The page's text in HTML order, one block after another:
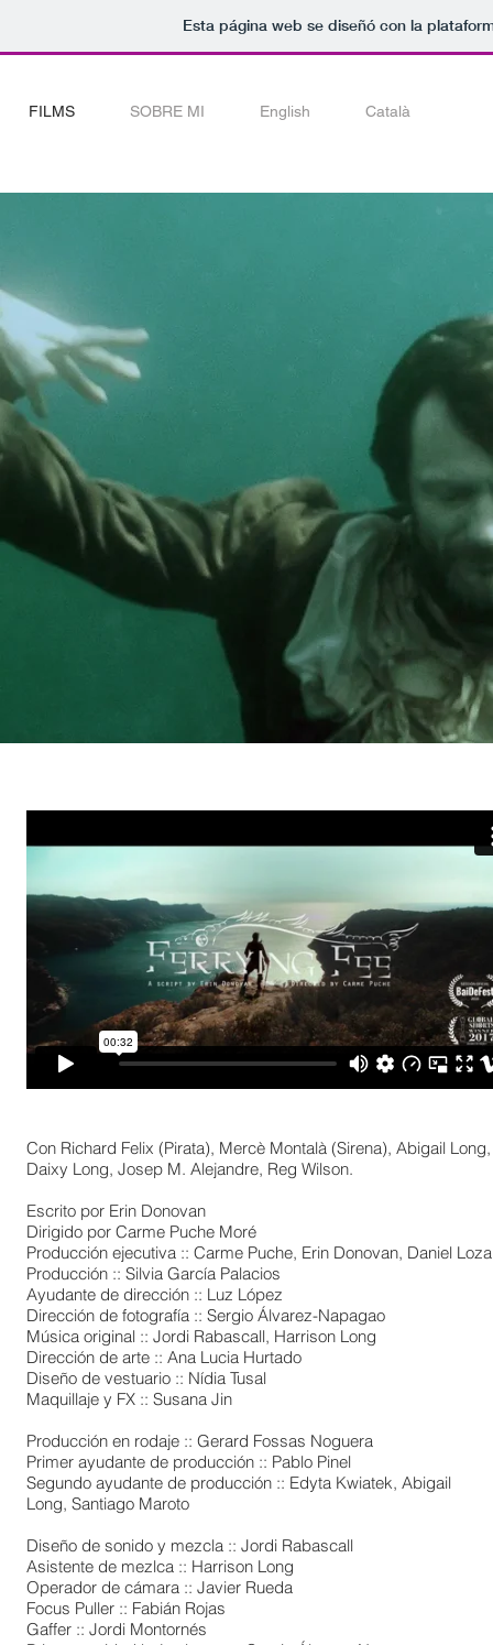
Esta página web se diseñó con la
FILMS SOBRE MI English Català
Con Richard Felix (Pirata), Mercè Montalà (Sirena), Abigail Long,
Daixy Long, Josep M. Alejandre, Reg Wilson.
Escrito por Erin Donovan
Dirigido por Carme Puche Moré
Producción ejecutiva :: Carme Puche, Erin Donovan, Daniel
Producción :: Silvia García Palacios
Ayudante de dirección :: Luz López
Dirección de fotografía :: Sergio Álvarez-Napagao
Música original :: Jordi Rabascall, Harrison Long
Dirección de arte :: Ana Lucia Hurtado
Diseño de vestuario :: Nídia Tusal
Maquillaje y FX :: Susana Jin
Producción en rodaje :: Gerard Fossas Noguera
Primer ayudante de producción :: Pablo Pinel
Segundo ayudante de producción :: Edyta Kwiatek, Abigail
Long, Santiago Maroto
Diseño de sonido y mezcla :: Jordi Rabascall
Asistente de mezlca :: Harrison Long
Operador de cámara :: Javier Rueda
Focus Puller :: Fabián Rojas
Gaffer :: Jordi Montornés